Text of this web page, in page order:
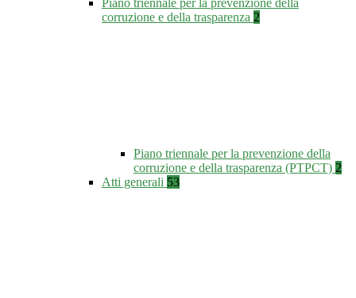
Piano triennale per la prevenzione della
corruzione e della trasparenza 2
Piano triennale per la prevenzione della
corruzione e della trasparenza (PTPCT) 2
Atti generali 53